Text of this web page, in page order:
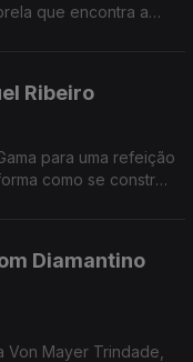
que encontra a
Ribeiro
para uma refeição
como se constrói
Diamantino
Mayer Trindade,